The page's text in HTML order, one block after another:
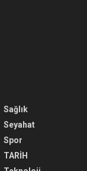
Sağlık
Seyahat
Spor
TARİH